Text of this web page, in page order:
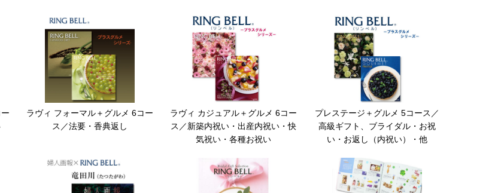
ラヴィ フォーマル＋グルメ 6コー
ス／法要・香典返し
ラヴィ カジュアル＋グルメ 6コー
ス／新築内祝い・出産内祝い・快
気祝い・各種お祝い
プレステージ＋グルメ 5コース／
高級ギフト、ブライダル・お祝
い・お返し（内祝い）・他